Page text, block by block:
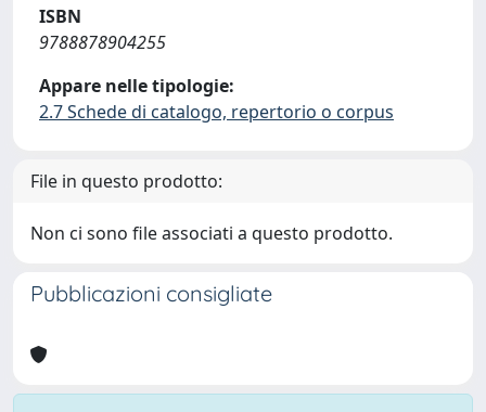
ISBN
9788878904255
Appare nelle tipologie:
2.7 Schede di catalogo, repertorio o corpus
File in questo prodotto:
Non ci sono file associati a questo prodotto.
Pubblicazioni consigliate